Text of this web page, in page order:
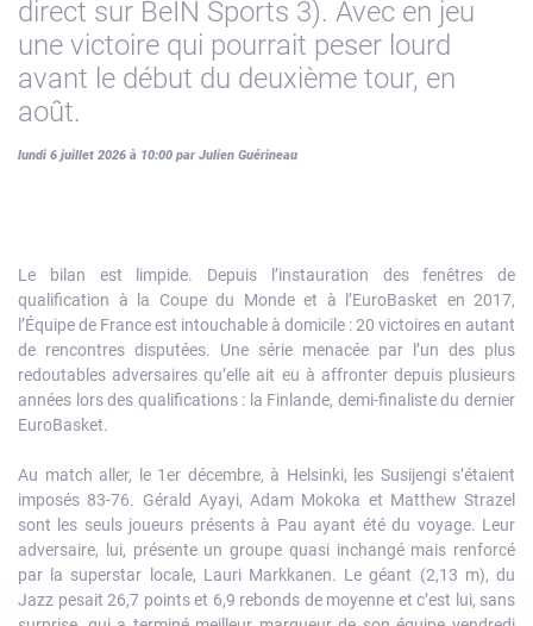
direct sur BeIN Sports 3). Avec en jeu
une victoire qui pourrait peser lourd
avant le début du deuxième tour, en
août.
lundi 6 juillet 2026 à 10:00 par Julien Guérineau
Le bilan est limpide. Depuis l’instauration des fenêtres de
qualification à la Coupe du Monde et à l’EuroBasket en 2017,
l’Équipe de France est intouchable à domicile : 20 victoires en autant
de rencontres disputées. Une série menacée par l’un des plus
redoutables adversaires qu’elle ait eu à affronter depuis plusieurs
années lors des qualifications : la Finlande, demi-finaliste du dernier
EuroBasket.
Au match aller, le 1er décembre, à Helsinki, les Susijengi s’étaient
imposés 83-76. Gérald Ayayi, Adam Mokoka et Matthew Strazel
sont les seuls joueurs présents à Pau ayant été du voyage. Leur
adversaire, lui, présente un groupe quasi inchangé mais renforcé
par la superstar locale, Lauri Markkanen. Le géant (2,13 m), du
Jazz pesait 26,7 points et 6,9 rebonds de moyenne et c’est lui, sans